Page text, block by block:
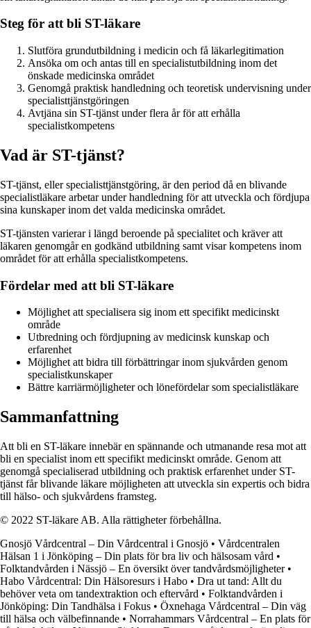
Steg för att bli ST-läkare
Slutföra grundutbildning i medicin och få läkarlegitimation
Ansöka om och antas till en specialistutbildning inom det
önskade medicinska området
Genomgå praktisk handledning och teoretisk undervisning under
specialisttjänstgöringen
Avtjäna sin ST-tjänst under flera år för att erhålla
specialistkompetens
Vad är ST-tjänst?
ST-tjänst, eller specialisttjänstgöring, är den period då en blivande
specialistläkare arbetar under handledning för att utveckla och fördjupa
sina kunskaper inom det valda medicinska området.
ST-tjänsten varierar i längd beroende på specialitet och kräver att
läkaren genomgår en godkänd utbildning samt visar kompetens inom
området för att erhålla specialistkompetens.
Fördelar med att bli ST-läkare
Möjlighet att specialisera sig inom ett specifikt medicinskt
område
Utbredning och fördjupning av medicinsk kunskap och
erfarenhet
Möjlighet att bidra till förbättringar inom sjukvården genom
specialistkunskaper
Bättre karriärmöjligheter och lönefördelar som specialistläkare
Sammanfattning
Att bli en ST-läkare innebär en spännande och utmanande resa mot att
bli en specialist inom ett specifikt medicinskt område. Genom att
genomgå specialiserad utbildning och praktisk erfarenhet under ST-
tjänst får blivande läkare möjligheten att utveckla sin expertis och bidra
till hälso- och sjukvårdens framsteg.
© 2022 ST-läkare AB. Alla rättigheter förbehållna.
Gnosjö Vårdcentral – Din Vårdcentral i Gnosjö • Vårdcentralen
Hälsan 1 i Jönköping – Din plats för bra liv och hälsosam vård •
Folktandvården i Nässjö – En översikt över tandvårdsmöjligheter•
Habo Vårdcentral: Din Hälsoresurs i Habo • Dra ut tand: Allt du
behöver veta om tandextraktion och eftervård • Folktandvården i
Jönköping: Din Tandhälsa i Fokus • Öxnehaga Vårdcentral – Din väg
till hälsa och välbefinnande • Norrahammars Vårdcentral – En plats för